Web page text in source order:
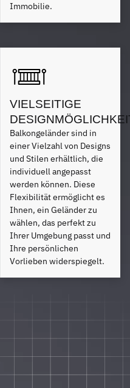
Immobilie.
VIELSEITIGE
Balkongeländer sind in
einer Vielzahl von Designs
und Stilen erhältlich, die
individuell angepasst
werden können. Diese
Flexibilität ermöglicht es
Ihnen, ein Geländer zu
wählen, das perfekt zu
Ihrer Umgebung passt und
Ihre persönlichen
Vorlieben widerspiegelt.